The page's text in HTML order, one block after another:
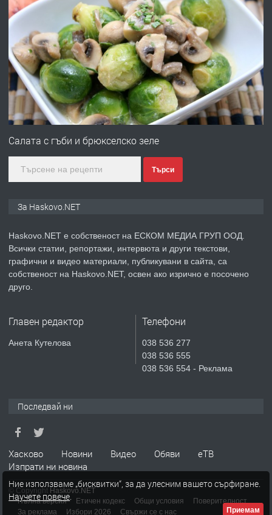
преди 4 дни
ПРЕДЛАГА Давам гараж под наем
преди 4 дни
ПРЕДЛАГА
№4120 Магазин/Офис под наем в кв.
градската градина!
преди 5 дни
ПРЕДЛАГА
Продавам парцел в гр. Хасково кв.
СГЛОБЯВАНЕ НА МЕБЕЛИ.
апартамент под наем в кв.
Училищни, гр. Хасково.
преди 6 дни
Салата с гъби и брюкселско зеле
Търси
За Haskovo.NET
Haskovo.NET е собственост на ЕСКОМ МЕДИА ГРУП ООД.
Всички статии, репортажи, интервюта и други текстови,
графични и видео материали, публикувани в сайта, са
собственост на Haskovo.NET, освен ако изрично е посочено
друго.
Главен редактор
Анета Кутелова
Телефони
038 536 277
038 536 555
038 536 554 - Реклама
Последвай ни
Хасково Новини Видео Обяви
еТВ
Изпрати ни новина
© Copyright Haskovo.NET
Пълна версия
Етичен кодекс Общи условия
Поверителност
За реклама
Избори 2026 Свържи се с нас
Ние използваме „бисквитки“, за да улесним вашето сърфиране.
Научете повече.
Приемам